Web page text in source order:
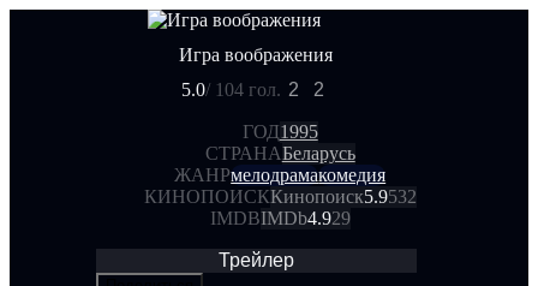
Игра воображения
5.0/ 104 гол. 2 2
ГОД1995
СТРАНАБеларусь
ЖАНРмелодрамакомедия
КИНОПОИСККинопоиск5.9532
IMDBIMDb4.929
Трейлер